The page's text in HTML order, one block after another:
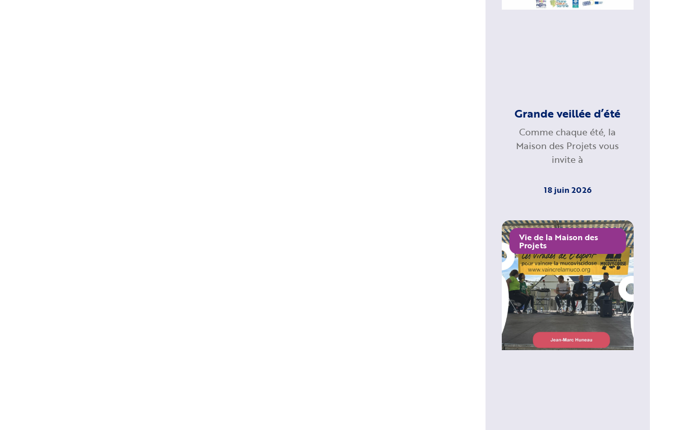
Grande veillée d’été
Comme chaque été, la
Maison des Projets vous
invite à
18 juin 2026
Vie de la Maison des
Projets